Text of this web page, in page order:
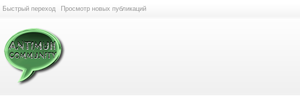
Быстрый переход Просмотр новых публикаций